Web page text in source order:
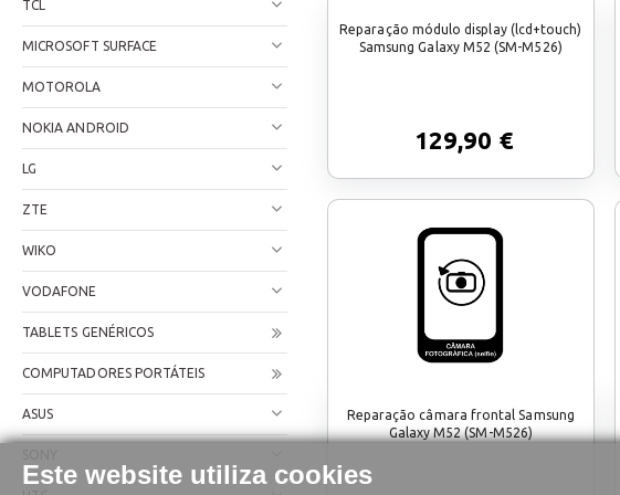
Este website utiliza cookies
TCL
MICROSOFT SURFACE
MOTOROLA
NOKIA ANDROID
LG
ZTE
WIKO
VODAFONE
TABLETS GENÉRICOS
COMPUTADORES PORTÁTEIS
ASUS
Reparação módulo display (lcd+touch)
Samsung Galaxy M52 (SM-M526)
129,90 €
Reparação câmara frontal Samsung
Galaxy M52 (SM-M526)